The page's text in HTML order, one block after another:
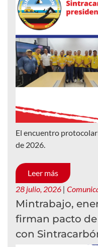
El encuentro
de 2026.
Leer más
28 julio, 2026 |
Mintrabajo,
firman pacto
con